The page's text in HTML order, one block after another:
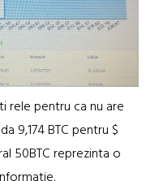
rele pentru ca nu are
9,174 BTC pentru $
50BTC reprezinta o